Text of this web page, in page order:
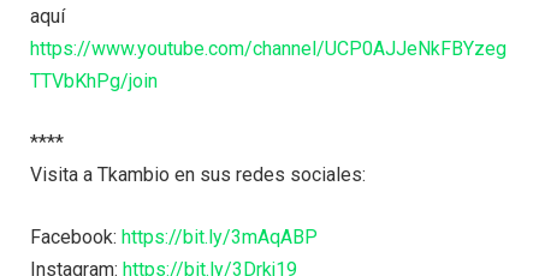
aquí
https://www.youtube.com/channel/UCP0AJJeNkFBYzeg
TTVbKhPg/join
****
Visita a Tkambio en sus redes sociales:
Facebook: https://bit.ly/3mAqABP
Instagram: https://bit.ly/3Drkj19